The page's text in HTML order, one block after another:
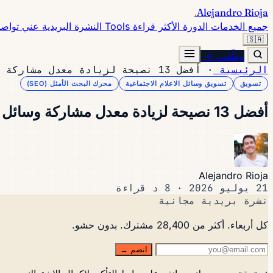
Alejandro Rioja
.
جميع الخدمات الدورة الأكثر قراءة Tools النشرة البريدية عني
🇸🇦
وظّفني →
الرئيسية · أفضل 13 نصيحة لزيادة معدل مشاركة وسائل التواصل الاجتماعي
تسويق تسويق وسائل الاعلام الاجتماعية محرك البحث الأمثل (SEO)
أفضل 13 نصيحة لزيادة معدل مشاركة وسائل التواصل الاجتماعي
Alejandro Rioja
21 يوليو 2026 ·
8 د قراءة
نشرة بريدية مجانية
كل أربعاء. أكثر من 28,400 مشترك. بدون حشو.
انضم →